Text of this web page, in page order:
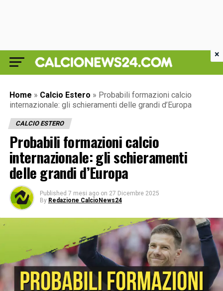
Home » Calcio Estero » Probabili formazioni calcio
internazionale: gli schieramenti delle grandi d’Europa
CALCIO ESTERO
Probabili formazioni calcio
internazionale: gli schieramenti
delle grandi d’Europa
Published 7 mesi ago on 27 Dicembre 2025
By Redazione CalcioNews24
×